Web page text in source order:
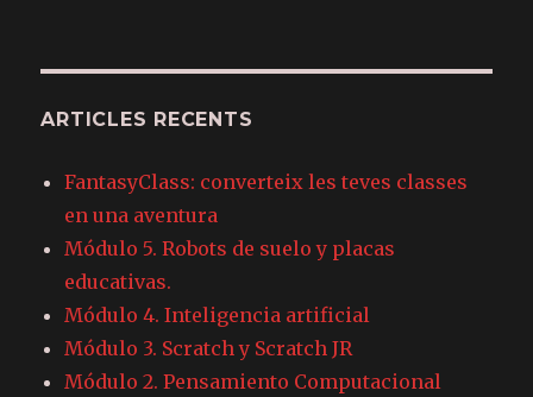
ARTICLES RECENTS
FantasyClass: converteix les teves classes
en una aventura
Módulo 5. Robots de suelo y placas
educativas.
Módulo 4. Inteligencia artificial
Módulo 3. Scratch y Scratch JR
Módulo 2. Pensamiento Computacional